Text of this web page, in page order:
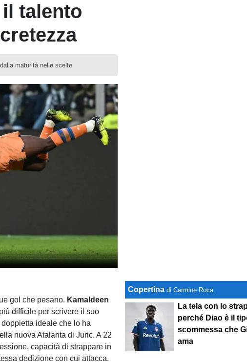
talento
maturità nelle scelte
gol che pesano. Kamaldeen
difficile per scrivere il suo
ideale che lo ha
nuova Atalanta di Juric. A 22
capacità di strappare in
dedizione con cui attacca.
Copertina di Carmine Roca
La tela con lo
perché Diao è il
scommessa che
ama